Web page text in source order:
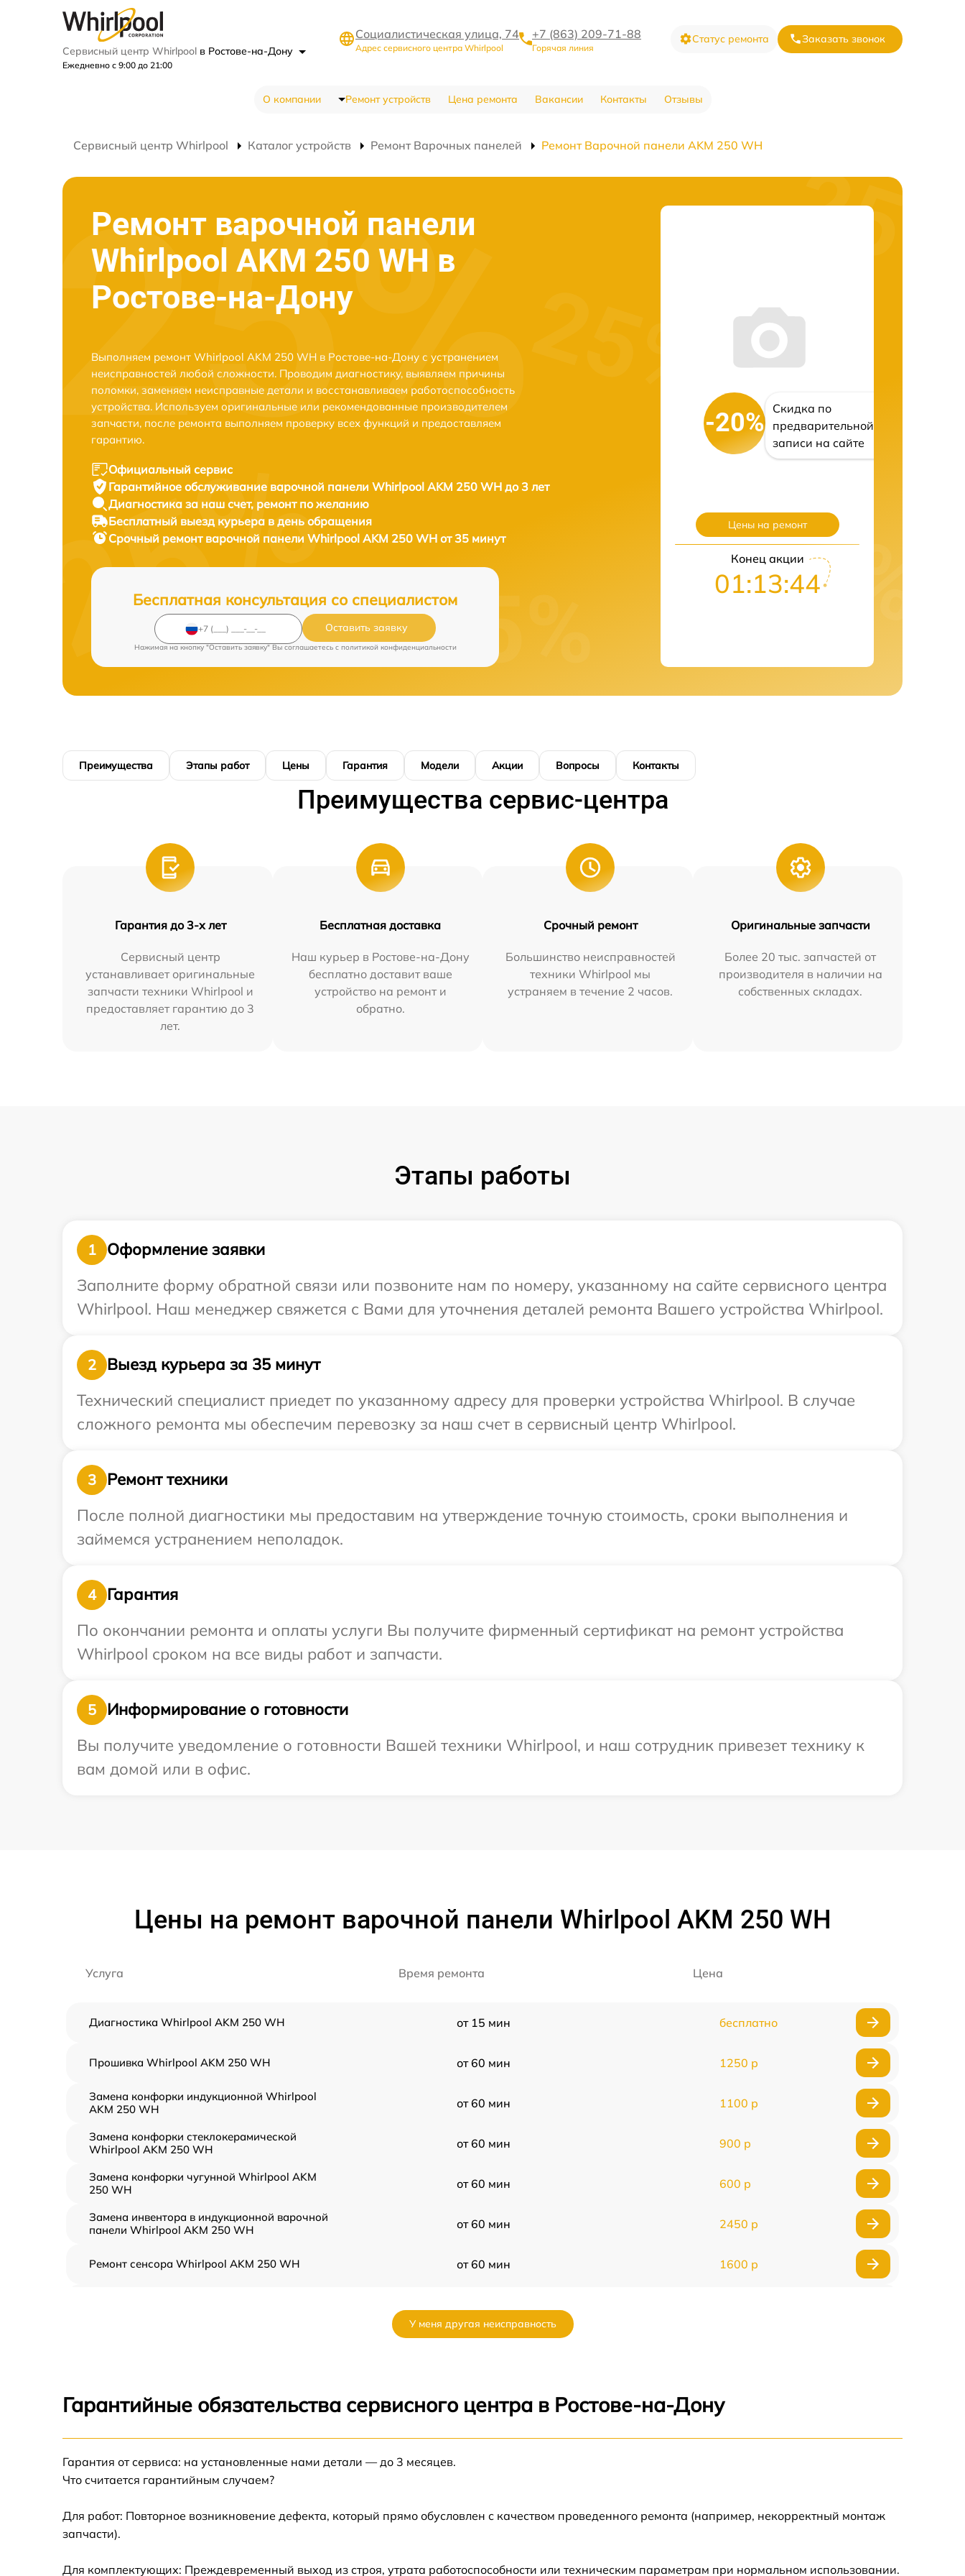
Сервисный центр Whirlpool в Ростове-на-Дону
Ежедневно с 9:00 до 21:00
Социалистическая улица, 74
Адрес сервисного центра Whirlpool
+7 (863) 209-71-88
Горячая линия
Статус ремонта Заказать звонок
О компании Ремонт устройств Цена ремонта Вакансии Контакты Отзывы
Сервисный центр Whirlpool Каталог устройств Ремонт Варочных панелей Ремонт Варочной панели AKM 250 WH
Ремонт варочной панели
Whirlpool AKM 250 WH в
Ростове-на-Дону
Выполняем ремонт Whirlpool AKM 250 WH в Ростове-на-Дону с устранением
неисправностей любой сложности. Проводим диагностику, выявляем причины
поломки, заменяем неисправные детали и восстанавливаем работоспособность
устройства. Используем оригинальные или рекомендованные производителем
запчасти, после ремонта выполняем проверку всех функций и предоставляем
гарантию.
Официальный сервис
Гарантийное обслуживание варочной панели Whirlpool AKM 250 WH до 3 лет
Диагностика за наш счет, ремонт по желанию
Бесплатный выезд курьера в день обращения
Срочный ремонт варочной панели Whirlpool AKM 250 WH от 35 минут
Бесплатная консультация со специалистом
Оставить заявку
Нажимая на кнопку "Оставить заявку" Вы соглашаетесь c политикой конфиденциальности
-20%
Скидка по
предварительной
записи на сайте
Цены на ремонт
Конец акции
01:13:43
Преимущества Этапы работ Цены Гарантия Модели Акции Вопросы Контакты
Преимущества сервис-центра
Гарантия до 3-х лет
Сервисный центр
устанавливает оригинальные
запчасти техники Whirlpool и
предоставляет гарантию до 3
лет.
Бесплатная доставка
Наш курьер в Ростове-на-Дону
бесплатно доставит ваше
устройство на ремонт и
обратно.
Срочный ремонт
Большинство неисправностей
техники Whirlpool мы
устраняем в течение 2 часов.
Оригинальные запчасти
Более 20 тыс. запчастей от
производителя в наличии на
собственных складах.
Этапы работы
1
Оформление заявки
Заполните форму обратной связи или позвоните нам по номеру, указанному на сайте сервисного центра
Whirlpool. Наш менеджер свяжется с Вами для уточнения деталей ремонта Вашего устройства Whirlpool.
2
Выезд курьера за 35 минут
Технический специалист приедет по указанному адресу для проверки устройства Whirlpool. В случае
сложного ремонта мы обеспечим перевозку за наш счет в сервисный центр Whirlpool.
3
Ремонт техники
После полной диагностики мы предоставим на утверждение точную стоимость, сроки выполнения и
займемся устранением неполадок.
4
Гарантия
По окончании ремонта и оплаты услуги Вы получите фирменный сертификат на ремонт устройства
Whirlpool сроком на все виды работ и запчасти.
5
Информирование о готовности
Вы получите уведомление о готовности Вашей техники Whirlpool, и наш сотрудник привезет технику к
вам домой или в офис.
Цены на ремонт варочной панели Whirlpool AKM 250 WH
Услуга Время ремонта Цена
Диагностика Whirlpool AKM 250 WH от 15 мин бесплатно
Прошивка Whirlpool AKM 250 WH от 60 мин 1250 р
Замена конфорки индукционной Whirlpool
AKM 250 WH
от 60 мин 1100 р
Замена конфорки стеклокерамической
Whirlpool AKM 250 WH
от 60 мин 900 р
Замена конфорки чугунной Whirlpool AKM
250 WH
от 60 мин 600 р
Замена инвентора в индукционной варочной
панели Whirlpool AKM 250 WH
от 60 мин 2450 р
Ремонт сенсора Whirlpool AKM 250 WH от 60 мин 1600 р
Замена сенсора Whirlpool AKM 250 WH
У меня другая неисправность
Гарантийные обязательства сервисного центра в Ростове-на-Дону
Гарантия от сервиса: на установленные нами детали — до 3 месяцев.
Что считается гарантийным случаем?
Для работ: Повторное возникновение дефекта, который прямо обусловлен с качеством проведенного ремонта (например, некорректный монтаж
запчасти).
Для комплектующих: Преждевременный выход из строя, утрата работоспособности или техническим параметрам при нормальном использовании.